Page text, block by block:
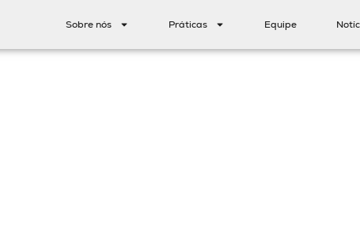
Sobre nós Práticas Equipe